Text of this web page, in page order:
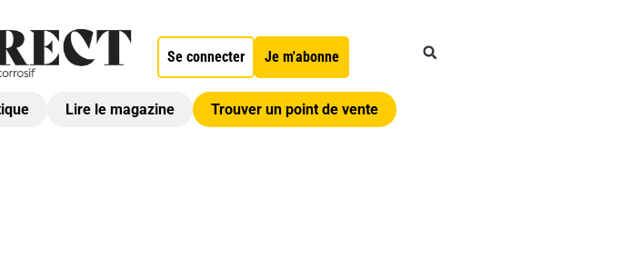
Se connecter Je m'abonne
Lire le magazine Trouver un point de vente